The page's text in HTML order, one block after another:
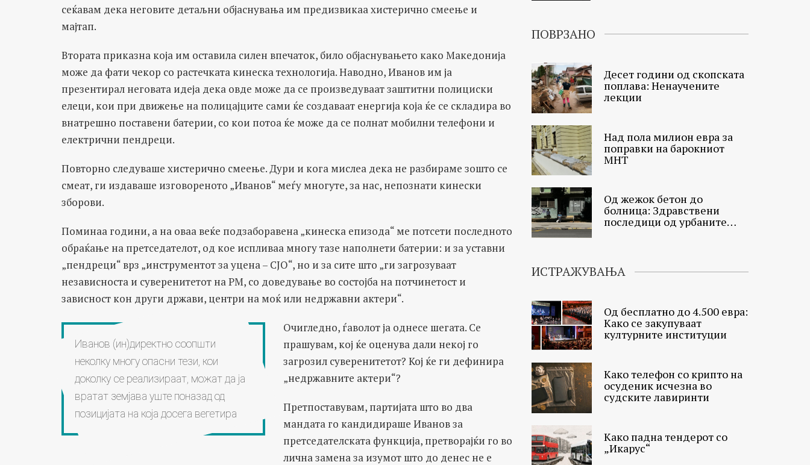
сеќавам дека неговите детаљни објаснувања им предизвикаа хистерично смеење и
мајтап.
Втората приказна која им оставила силен впечаток, било објаснувањето како Македонија
може да фати чекор со растечката кинеска технологија. Наводно, Иванов им ја
презентирал неговата идеја дека овде може да се произведуваат заштитни полициски
елеци, кои при движење на полицајците сами ќе создаваат енергија која ќе се складира во
внатрешно поставени батерии, со кои потоа ќе може да се полнат мобилни телефони и
електрични пендреци.
Повторно следуваше хистерично смеење. Дури и кога мислеа дека не разбираме зошто се
смеат, ги издаваше изговореното „Иванов“ меѓу многуте, за нас, непознати кинески
зборови.
Поминаа години, а на оваа веќе подзаборавена „кинеска епизода“ ме потсети последното
обраќање на претседателот, од кое испливаа многу тазе наполнети батерии: и за уставни
„пендреци“ врз „инструментот за уцена – СЈО“, но и за сите што „ги загрозуваат
независноста и суверенитетот на РМ, со доведување во состојба на потчинетост и
зависност кон други држави, центри на моќ или недржавни актери“.
Иванов (ин)директно соопшти
неколку многу опасни тези, кои
доколку се реализираат, можат да ја
вратат земјава уште поназад од
позицијата на која досега вегетира
Очигледно, ѓаволот ја однесе шегата. Се
прашувам, кој ќе оценува дали некој го
загрозил суверенитетот? Кој ќе ги дефинира
„недржавните актери“?
Претпоставувам, партијата што во два
мандата го кандидираше Иванов за
претседателската функција, претворајќи го во
лична замена за изумот што до денес не е
ПОВРЗАНО
Десет години од скопската
поплава: Ненаучените
лекции
Над пола милион евра за
поправки на барокниот
МНТ
Од жежок бетон до
болница: Здравствени
последици од урбаните
ИСТРАЖУВАЊА
Од бесплатно до 4.500 евра:
Како се закупуваат
културните институции
Како телефон со крипто на
осуденик исчезна во
судските лавиринти
Како падна тендерот со
„Икарус“